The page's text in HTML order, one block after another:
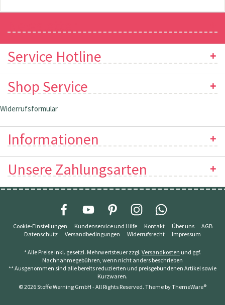
Service Hotline
Shop Service
Widerrufsformular
Informationen
Unsere Zahlungsarten
Cookie-Einstellungen Kundenservice und Hilfe Kontakt Über uns
AGB
Datenschutz
Versandbedingungen Widerrufsrecht Impressum
* Alle Preise inkl. gesetzl. Mehrwertsteuer zzgl. Versandkosten und ggf.
Nachnahmegebühren, wenn nicht anders beschrieben
** Ausgenommen sind alle bereits reduzierten und preisgebundenen Artikel sowie
Kurzwaren.
© 2026 Stoffe Werning GmbH - All Rights Reserved. Theme byThemeWare®